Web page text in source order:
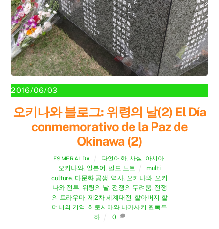
2016/06/03
오키나와 블로그: 위령의 날(2) El Día
conmemorativo de la Paz de
Okinawa (2)
ESMERALDA 다언어화 ,사실 아시아
오키나와, 일본어 필드 노트
multi
culture 다문화 공생 역사 오키나와 오키
나와 전투 위령의 날, 전쟁의 두려움 전쟁
의 트라우마, 제2차 세계대전 할아버지 할
머니의 기억 히로시마와 나가사키 원폭투
하
0